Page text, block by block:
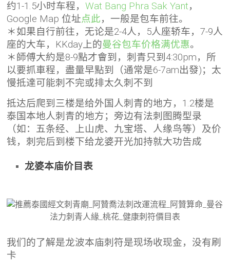
约1-1.5小时车程，Wat Bang Phra Sak Yant，
Google Map 位址点此，一般是包车前往。
＊如果自行前往，无论是2-4人，5人座轿车，7-9人
座的大车，KKday上的曼谷包车价格满优惠。
＊師傅大約是8-9點才會到，刺青只到4:30pm，所
以要抓車程，盡量早點到（通常是6-7am出發)；太
慢抵達可能刺不完或排太久刺不到
抵达后爬到三楼是给外国人刺青的地方，1.2楼是
泰国本地人刺青的地方；旁边有法刺图腾型录
（如：五条经、上山虎、九宝塔、人缘鸟等）及价
钱，刺完后到楼下给龙婆开光加持就大功告成
龙婆本庙价目表
我们的了解是龙波本庙刺符是现场收现金，没有刷
卡